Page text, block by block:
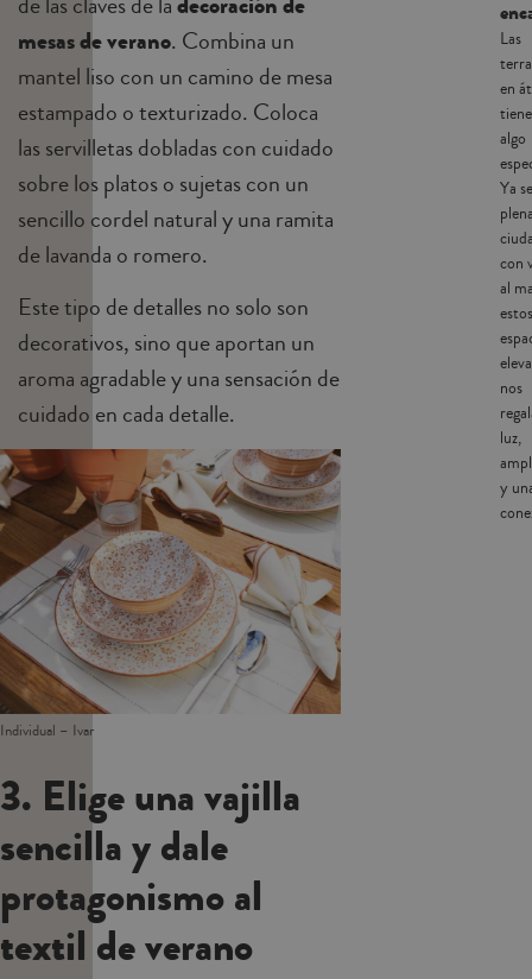
mesas de verano. Combina un
mantel liso con un camino de mesa
estampado o texturizado. Coloca
las servilletas dobladas con cuidado
sobre los platos o sujetas con un
sencillo cordel natural y una ramita
de lavanda o romero.
Este tipo de detalles no solo son
decorativos, sino que aportan un
aroma agradable y una sensación de
cuidado en cada detalle.
Individual – Ivar
3. Elige una vajilla
sencilla y dale
protagonismo al
textil de verano
Las
en
algo
Ya
con
al
nos
luz,
y